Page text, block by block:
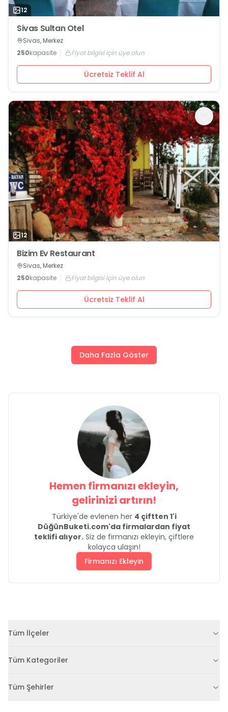
12
Sivas Sultan Otel
Sivas, Merkez
250kapasite Fiyat bilgisi için üye olun
Ücretsiz Teklif Al
12
Bizim Ev Restaurant
Sivas, Merkez
250kapasite Fiyat bilgisi için üye olun
Ücretsiz Teklif Al
Daha Fazla Göster
Hemen firmanızı ekleyin,
gelirinizi artırın!
Türkiye'de evlenen her 4 çiftten 1'i
DüğünBuketi.com'da firmalardan fiyat
teklifi alıyor. Siz de firmanızı ekleyin, çiftlere
kolayca ulaşın!
Firmanızı Ekleyin
Tüm İlçeler
Tüm Kategoriler
Tüm Şehirler